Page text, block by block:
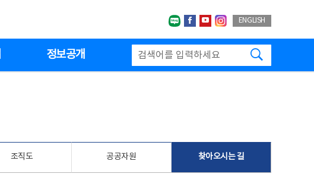
네이버블로그
페이스북
유투브인스타그랩
ENGLISH
정보공개
조직도 공공자원 찾아오시는 길